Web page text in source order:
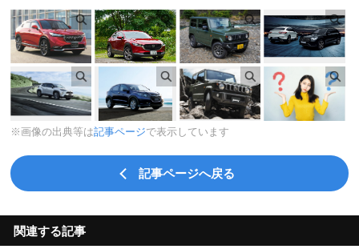
※画像の出典等は記事ページで表示しています
記事ページへ戻る
関連する記事